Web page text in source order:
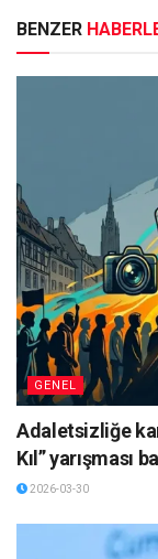
BENZER
GENEL
Adaletsizliğe
Kıl” yarışması
2026-03-30